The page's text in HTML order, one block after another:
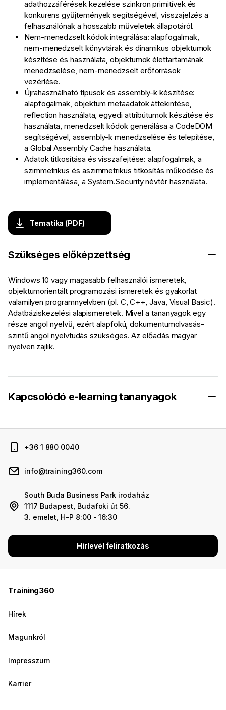
adathozzáférések kezelése szinkron primitívek és
konkurens gyűjtemények segítségével, visszajelzés a
felhasználónak a hosszabb műveletek állapotáról.
Nem-menedzselt kódok integrálása: alapfogalmak,
nem-menedzselt könyvtárak és dinamikus objektumok
készítése és használata, objektumok élettartamának
menedzselése, nem-menedzselt erőforrások
vezérlése.
Újrahasználható típusok és assembly-k készítése:
alapfogalmak, objektum metaadatok áttekintése,
reflection használata, egyedi attribútumok készítése és
használata, menedzselt kódok generálása a CodeDOM
segítségével, assembly-k menedzselése és telepítése,
a Global Assembly Cache használata.
Adatok titkosítása és visszafejtése: alapfogalmak, a
szimmetrikus és aszimmetrikus titkosítás működése és
implementálása, a System.Security névtér használata.
Tematika (PDF)
Szükséges előképzettség
Windows 10 vagy magasabb felhasználói ismeretek,
objektumorientált programozási ismeretek és gyakorlat
valamilyen programnyelvben (pl. C, C++, Java, Visual Basic).
Adatbáziskezelési alapismeretek. Mivel a tananyagok egy
része angol nyelvű, ezért alapfokú, dokumentumolvasás-
szintű angol nyelvtudás szükséges. Az előadás magyar
nyelven zajlik.
Kapcsolódó e-learning tananyagok
+36 1 880 0040
info@training360.com
South Buda Business Park irodaház
1117 Budapest, Budafoki út 56.
3. emelet, H-P 8:00 - 16:30
Hírlevél feliratkozás
Training360
Hírek
Magunkról
Impresszum
Karrier